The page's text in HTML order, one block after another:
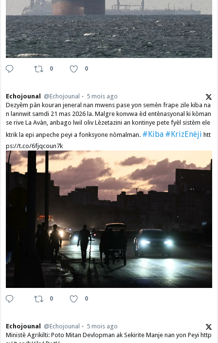
0 0
Echojounal @Echojounal
5 mois ago
Dezyèm pàn kouran jeneral nan mwens pase yon semèn frape zile kiba na
n lannwit samdi 21 mas 2026 la. Malgre konvwa èd entènasyonal ki kòman
se rive La Avàn, anbago lwil oliv Lèzetazini an kontinye pete fyèl sistèm ele
ktrik la epi anpeche peyi a fonksyone nòmalman. #Kiba #KrizEnèji htt
ps://t.co/6fjqcoun7k
0 0
Echojounal @Echojounal
5 mois ago
Ministè Agrikilti: Poto Mitan Devlopman ak Sekirite Manje nan yon Peyi http